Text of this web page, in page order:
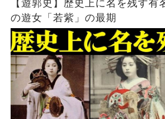
【遊郭史】歴史上に名を残す有
の遊女「若紫」の最期